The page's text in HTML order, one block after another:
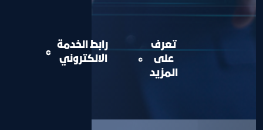
تعرف
على
المزيد
رابط الخدمة
الالكتروني